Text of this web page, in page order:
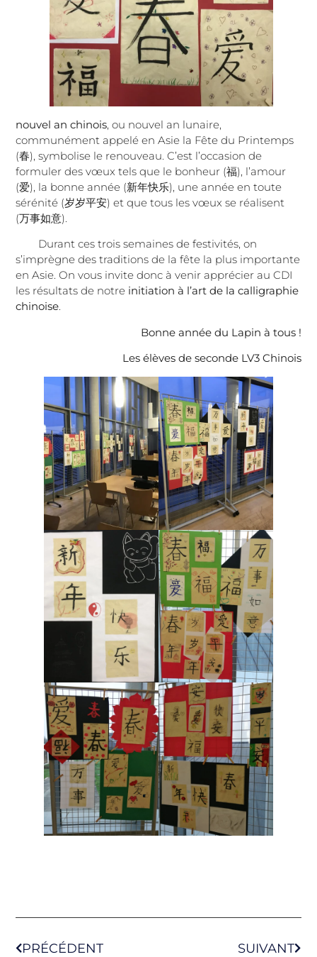
nouvel an chinois, ou nouvel an lunaire,
communément appelé en Asie la Fête du Printemps
(春), symbolise le renouveau. C’est l’occasion de
formuler des vœux tels que le bonheur (福), l’amour
(爱), la bonne année (新年快乐), une année en toute
sérénité (岁岁平安) et que tous les vœux se réalisent
(万事如意).
Durant ces trois semaines de festivités, on
s’imprègne des traditions de la fête la plus importante
en Asie. On vous invite donc à venir apprécier au CDI
les résultats de notre initiation à l’art de la calligraphie
chinoise.
Bonne année du Lapin à tous !
Les élèves de seconde LV3 Chinois
PRÉCÉDENT SUIVANT